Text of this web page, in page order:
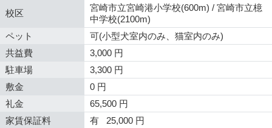
校区
宮崎市立宮崎港小学校(600m) / 宮崎市立檍
中学校(2100m)
ペット
可(小型犬室内のみ、猫室内のみ)
共益費
3,000 円
駐車場
3,300 円
敷金
0 円
礼金
65,500 円
家賃保証料
有 25,000 円